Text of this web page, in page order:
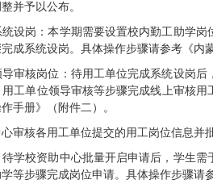
并予以公布。
统设岗：本学期需要设置校内勤工助学
成系统设岗。具体操作步骤请参考《内
导审核岗位：待用工单位完成系统设岗
工单位领导审核等步骤完成线上审核用
手册》（附件二）。
心审核各用工单位提交的用工岗位信息并
待学校资助中心批量开启申请后，学生
等步骤完成岗位申请。具体操作步骤请